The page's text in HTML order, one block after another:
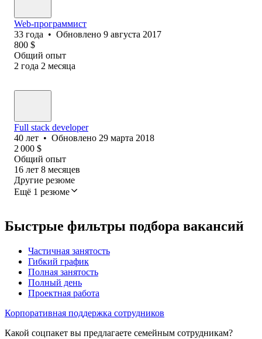
Web-программист
33 года • Обновлено 9 августа 2017
800 $
Общий опыт
2 года 2 месяца
Full stack developer
40 лет • Обновлено 29 марта 2018
2 000 $
Общий опыт
16 лет 8 месяцев
Другие резюме
Ещё 1 резюме
Быстрые фильтры подбора вакансий
Частичная занятость
Гибкий график
Полная занятость
Полный день
Проектная работа
Корпоративная поддержка сотрудников
Какой соцпакет вы предлагаете семейным сотрудникам?